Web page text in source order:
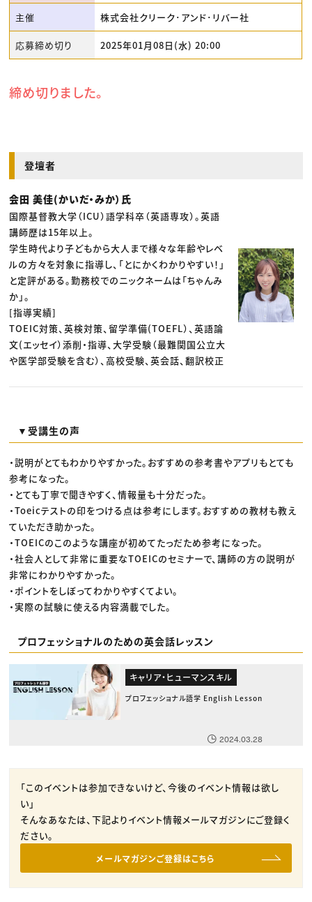
主催 株式会社クリーク･アンド･リバー社
応募締め切り 2025年01月08日(水) 20:00
締め切りました。
登壇者
会田 美佳(かいだ・みか）氏
国際基督教大学（ICU）語学科卒（英語専攻）。英語
講師歴は15年以上。
学生時代より子どもから大人まで様々な年齢やレベ
ルの方々を対象に指導し、「とにかくわかりやすい！」
と定評がある。勤務校でのニックネームは「ちゃんみ
か」。
[指導実績]
TOEIC対策、英検対策、留学準備(TOEFL）、英語論
文(エッセイ）添削・指導、大学受験（最難関国公立大
や医学部受験を含む）、高校受験、英会話、翻訳校正
▼受講生の声
・説明がとてもわかりやすかった。おすすめの参考書やアプリもとても
参考になった。
・とても丁寧で聞きやすく、情報量も十分だった。
・Toeicテストの印をつける点は参考にします。おすすめの教材も教え
ていただき助かった。
・TOEICのこのような講座が初めてたっだため参考になった。
・社会人として非常に重要なTOEICのセミナーで、講師の方の説明が
非常にわかりやすかった。
・ポイントをしぼってわかりやすくてよい。
・実際の試験に使える内容満載でした。
プロフェッショナルのための英会話レッスン
キャリア・ヒューマンスキル
プロフェッショナル語学 English Lesson
2024.03.28
「このイベントは参加できないけど、今後のイベント情報は欲し
い」
そんなあなたは、下記よりイベント情報メールマガジンにご登録く
ださい。
メールマガジンご登録はこちら